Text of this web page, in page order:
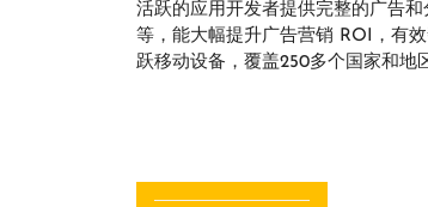
活跃的应用开发者提供完整的广告
等，能大幅提升广告营销 ROI，有
跃移动设备，覆盖250多个国家和地
文